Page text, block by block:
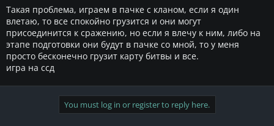
r
t
e
r
Такая проблема, играем в пачке с кланом, если я один
влетаю, то все спокойно грузится и они могут
присоединится к сражению, но если я влечу к ним, либо на
этапе подготовки они будут в пачке со мной, то у меня
просто бесконечно грузит карту битвы и все.
игра на ссд
You must log in or register to reply here.